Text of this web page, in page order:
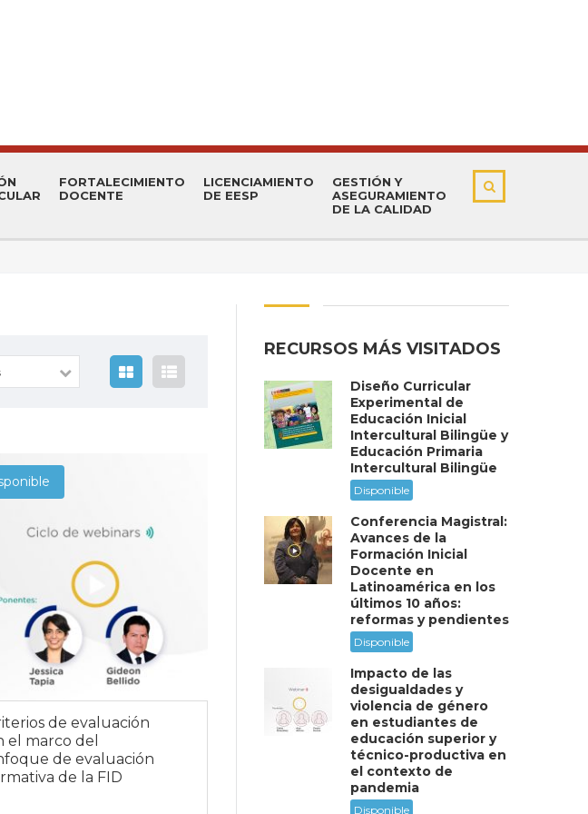
FORTALECIMIENTO
DOCENTE
LICENCIAMIENTO
DE EESP
GESTIÓN Y
ASEGURAMIENTO
DE LA CALIDAD
de evaluación
el marco del
de evaluación
de la FID
RECURSOS MÁS VISITADOS
Diseño Curricular
Experimental de
Educación Inicial
Intercultural Bilingüe y
Educación Primaria
Intercultural Bilingüe
Disponible
Conferencia Magistral:
Avances de la
Formación Inicial
Docente en
Latinoamérica en los
últimos 10 años:
reformas y pendientes
Disponible
Impacto de las
desigualdades y
violencia de género
en estudiantes de
educación superior y
técnico-productiva en
el contexto de
pandemia
Disponible